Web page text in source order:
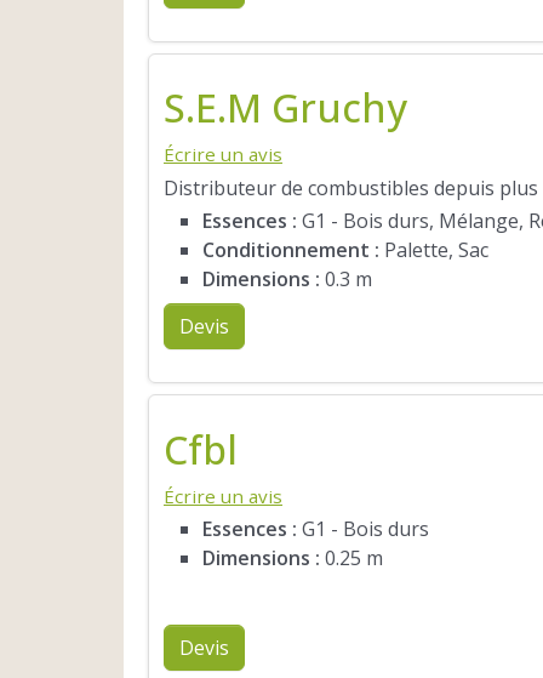
S.E.M Gruchy
Écrire un avis
Distributeur de combustibles depuis plus
Essences : G1 - Bois durs, Mélange,
Conditionnement : Palette, Sac
Dimensions : 0.3 m
Devis
Cfbl
Écrire un avis
Essences : G1 - Bois durs
Dimensions : 0.25 m
Devis